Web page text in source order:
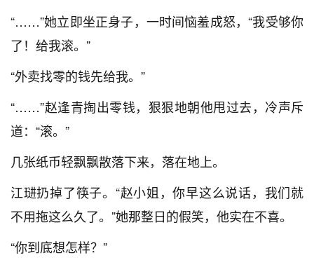
“……”她立即坐正身子，一时间恼羞成怒，“我受够你
了！给我滚。”
“外卖找零的钱先给我。”
“……”赵逢青掏出零钱，狠狠地朝他甩过去，冷声斥
道：“滚。”
几张纸币轻飘飘散落下来，落在地上。
江琎扔掉了筷子。“赵小姐，你早这么说话，我们就
不用拖这么久了。”她那整日的假笑，他实在不喜。
“你到底想怎样？”